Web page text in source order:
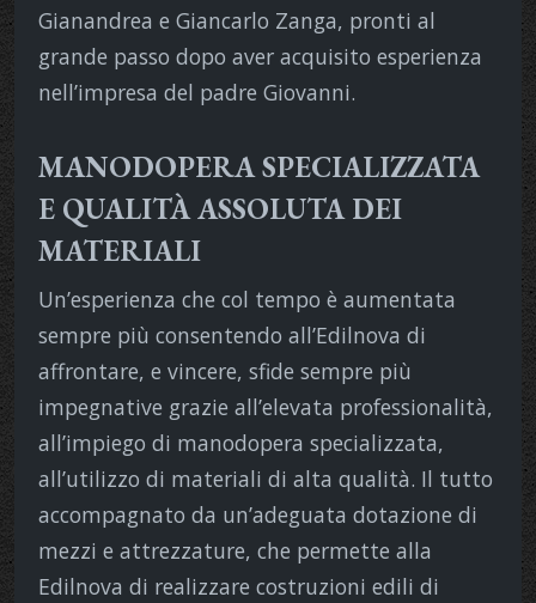
Gianandrea e Giancarlo Zanga, pronti al
grande passo dopo aver acquisito esperienza
nell’impresa del padre Giovanni.
MANODOPERA SPECIALIZZATA
E QUALITÀ ASSOLUTA DEI
MATERIALI
Un’esperienza che col tempo è aumentata
sempre più consentendo all’Edilnova di
affrontare, e vincere, sfide sempre più
impegnative grazie all’elevata professionalità,
all’impiego di manodopera specializzata,
all’utilizzo di materiali di alta qualità. Il tutto
accompagnato da un’adeguata dotazione di
mezzi e attrezzature, che permette alla
Edilnova di realizzare costruzioni edili di